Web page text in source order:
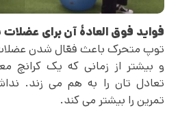
فواید فوق العادۀ آن برای
توپ متحرک باعث فعّال شدن
و بیشتر از زمانی که یک کرانچ
تعادل تان را به هم می زند.
تمرین را بیشتر می کند.